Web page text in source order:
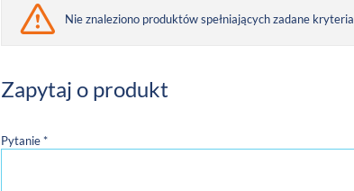
Nie znaleziono produktów spełniających zadane kryteria
Zapytaj o produkt
Pytanie *